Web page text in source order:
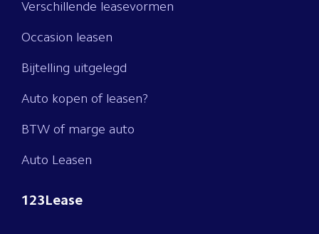
Verschillende leasevormen
Occasion leasen
Bijtelling uitgelegd
Auto kopen of leasen?
BTW of marge auto
Auto Leasen
123Lease